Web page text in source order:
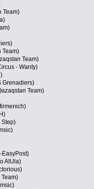
Team)
Team)
Team)
- Wanty)
Grenadiers)
Team)
Step)
EasyPost)
AlUla)
Team)